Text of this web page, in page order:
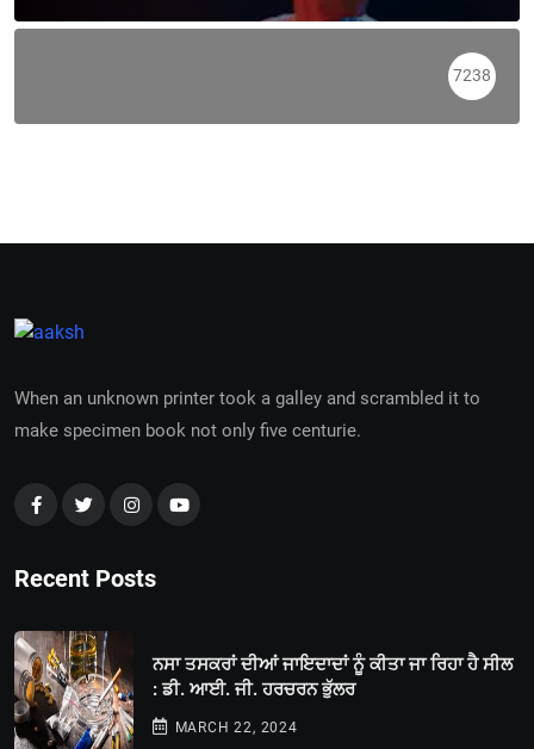
7238
When an unknown printer took a galley and scrambled it to
make specimen book not only five centurie.
Recent Posts
ਨਸਾ ਤਸਕਰਾਂ ਦੀਆਂ ਜਾਇਦਾਦਾਂ ਨੂੰ ਕੀਤਾ ਜਾ ਰਿਹਾ ਹੈ ਸੀਲ
: ਡੀ. ਆਈ. ਜੀ. ਹਰਚਰਨ ਭੁੱਲਰ
MARCH 22, 2024